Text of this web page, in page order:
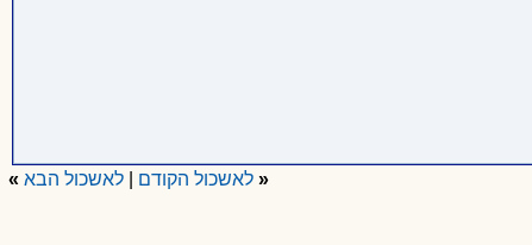
« לאשכול הקודם |לאשכול הבא »